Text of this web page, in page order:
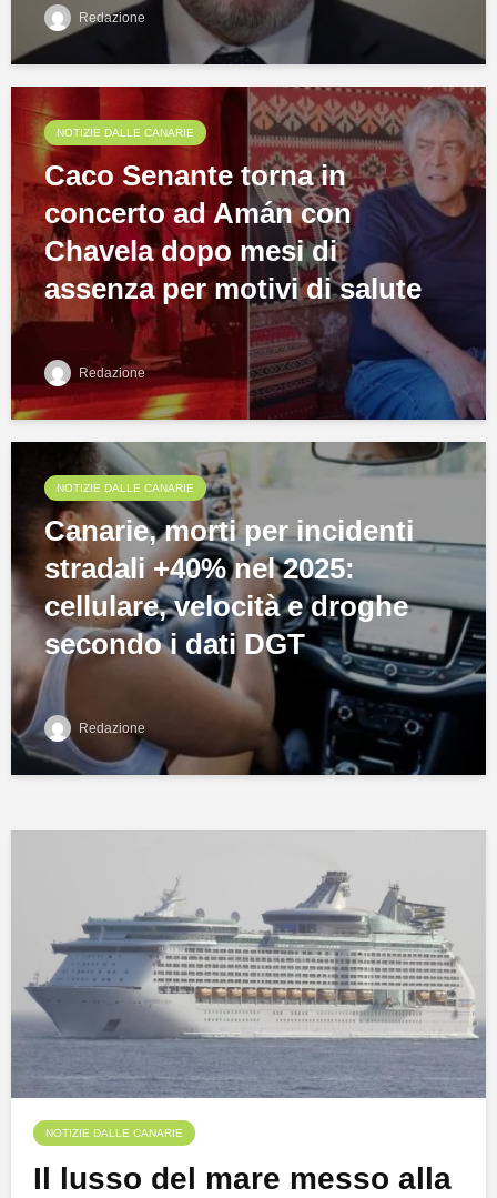
Redazione
NOTIZIE DALLE CANARIE
Caco Senante torna in
concerto ad Amán con
Chavela dopo mesi di
assenza per motivi di salute
Redazione
NOTIZIE DALLE CANARIE
Canarie, morti per incidenti
stradali +40% nel 2025:
cellulare, velocità e droghe
secondo i dati DGT
Redazione
NOTIZIE DALLE CANARIE
Il lusso del mare messo alla